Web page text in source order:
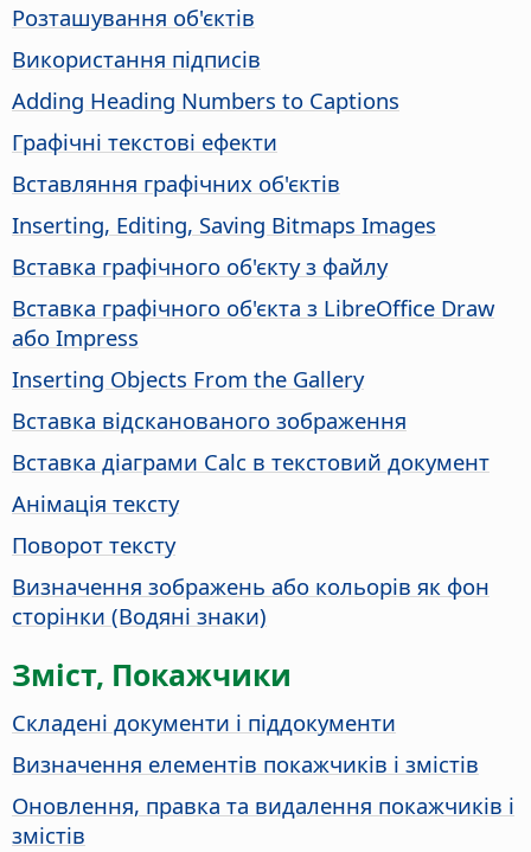
Розташування об'єктів
Використання підписів
Adding Heading Numbers to Captions
Графічні текстові ефекти
Вставляння графічних об'єктів
Inserting, Editing, Saving Bitmaps Images
Вставка графічного об'єкту з файлу
Вставка графічного об'єкта з LibreOffice Draw
або Impress
Inserting Objects From the Gallery
Вставка відсканованого зображення
Вставка діаграми Calc в текстовий документ
Анімація тексту
Поворот тексту
Визначення зображень або кольорів як фон
сторінки (Водяні знаки)
Зміст, Покажчики
Складені документи і піддокументи
Визначення елементів покажчиків і змістів
Оновлення, правка та видалення покажчиків і
змістів